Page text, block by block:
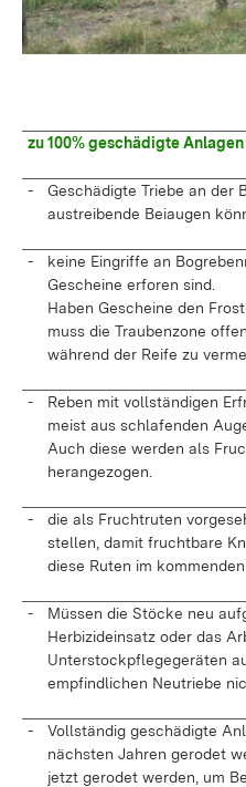
zu 100% geschädigte Anlagen
-
Geschädigte Triebe an der
austreibende Beiaugen
-
keine Eingriffe an
Gescheine erforen sind.
Haben Gescheine den
muss die Traubenzone
während der Reife zu
-
Reben mit vollständigen
meist aus schlafenden
Auch diese werden als
herangezogen.
-
die als Fruchtruten
stellen, damit fruchtbare
diese Ruten im
-
Müssen die Stöcke neu
Herbizideinsatz oder das
Unterstockpflegegeräten
empfindlichen Neutriebe
-
Vollständig geschädigte
nächsten Jahren gerodet
jetzt gerodet werden, um